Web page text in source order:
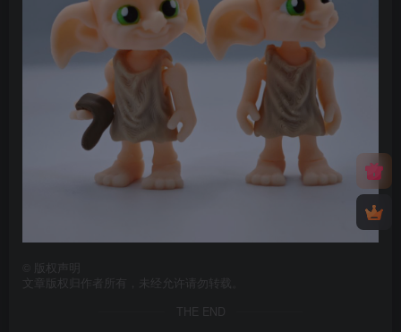
版权声明
文章版权归作者所有，未经允许请勿转载。
THE END